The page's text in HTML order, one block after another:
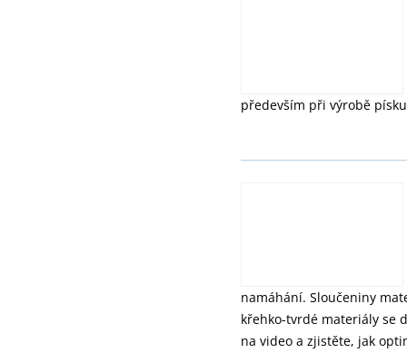
především při výrobě
namáhání. Sloučeniny
křehko-tvrdé materiály se
na video a zjistěte, jak